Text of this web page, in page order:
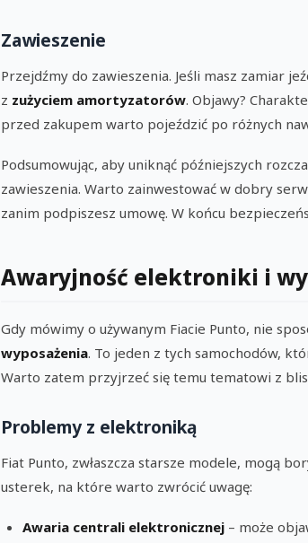
Zawieszenie
Przejdźmy do zawieszenia. Jeśli masz zamiar
z zużyciem amortyzatorów. Objawy?
przed zakupem warto pojeździć po różnych
Podsumowując, aby uniknąć późniejszych
zawieszenia. Warto zainwestować w dobry
zanim podpiszesz umowę. W końcu
Awaryjność elektroniki i
Gdy mówimy o używanym Fiacie Punto, nie
wyposażenia. To jeden z tych samochodów,
Warto zatem przyjrzeć się temu tematowi z
Problemy z elektroniką
Fiat Punto, zwłaszcza starsze modele, mogą
usterek, na które warto zwrócić uwagę:
Awaria centrali elektronicznej – może